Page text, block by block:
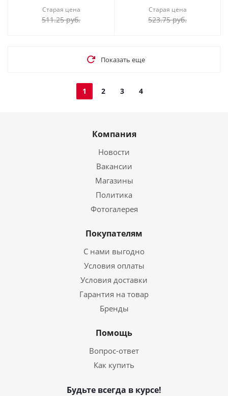
Старая цена
511.25руб.
Старая цена
523.75руб.
Показать еще
1 2 3 4
Компания
Новости
Вакансии
Магазины
Политика
Фотогалерея
Покупателям
С нами выгодно
Условия оплаты
Условия доставки
Гарантия на товар
Бренды
Помощь
Вопрос-ответ
Как купить
Будьте всегда в курсе!